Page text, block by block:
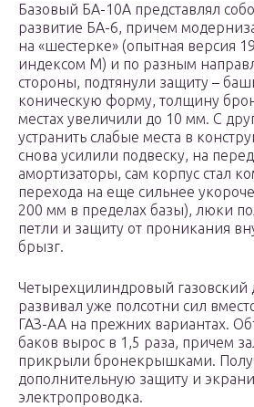
Базовый БА-10А представлял
развитие БА-6, причем
на «шестерке» (опытная версия
индексом М) и по разным
стороны, подтянули защиту –
коническую форму, толщину
местах увеличили до 10 мм. С
устранить слабые места в
снова усилили подвеску, на
амортизаторы, сам корпус стал
перехода на еще сильнее
200 мм в пределах базы), люки
петли и защиту от проникания
брызг.
Четырехцилиндровый газовский
развивал уже полсотни сил
ГАЗ-АА на прежних вариантах.
баков вырос в 1,5 раза, причем
прикрыли бронекрышками.
дополнительную защиту и
электропроводка.